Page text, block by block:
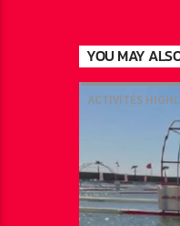
YOU MAY
ACTIVITÉS